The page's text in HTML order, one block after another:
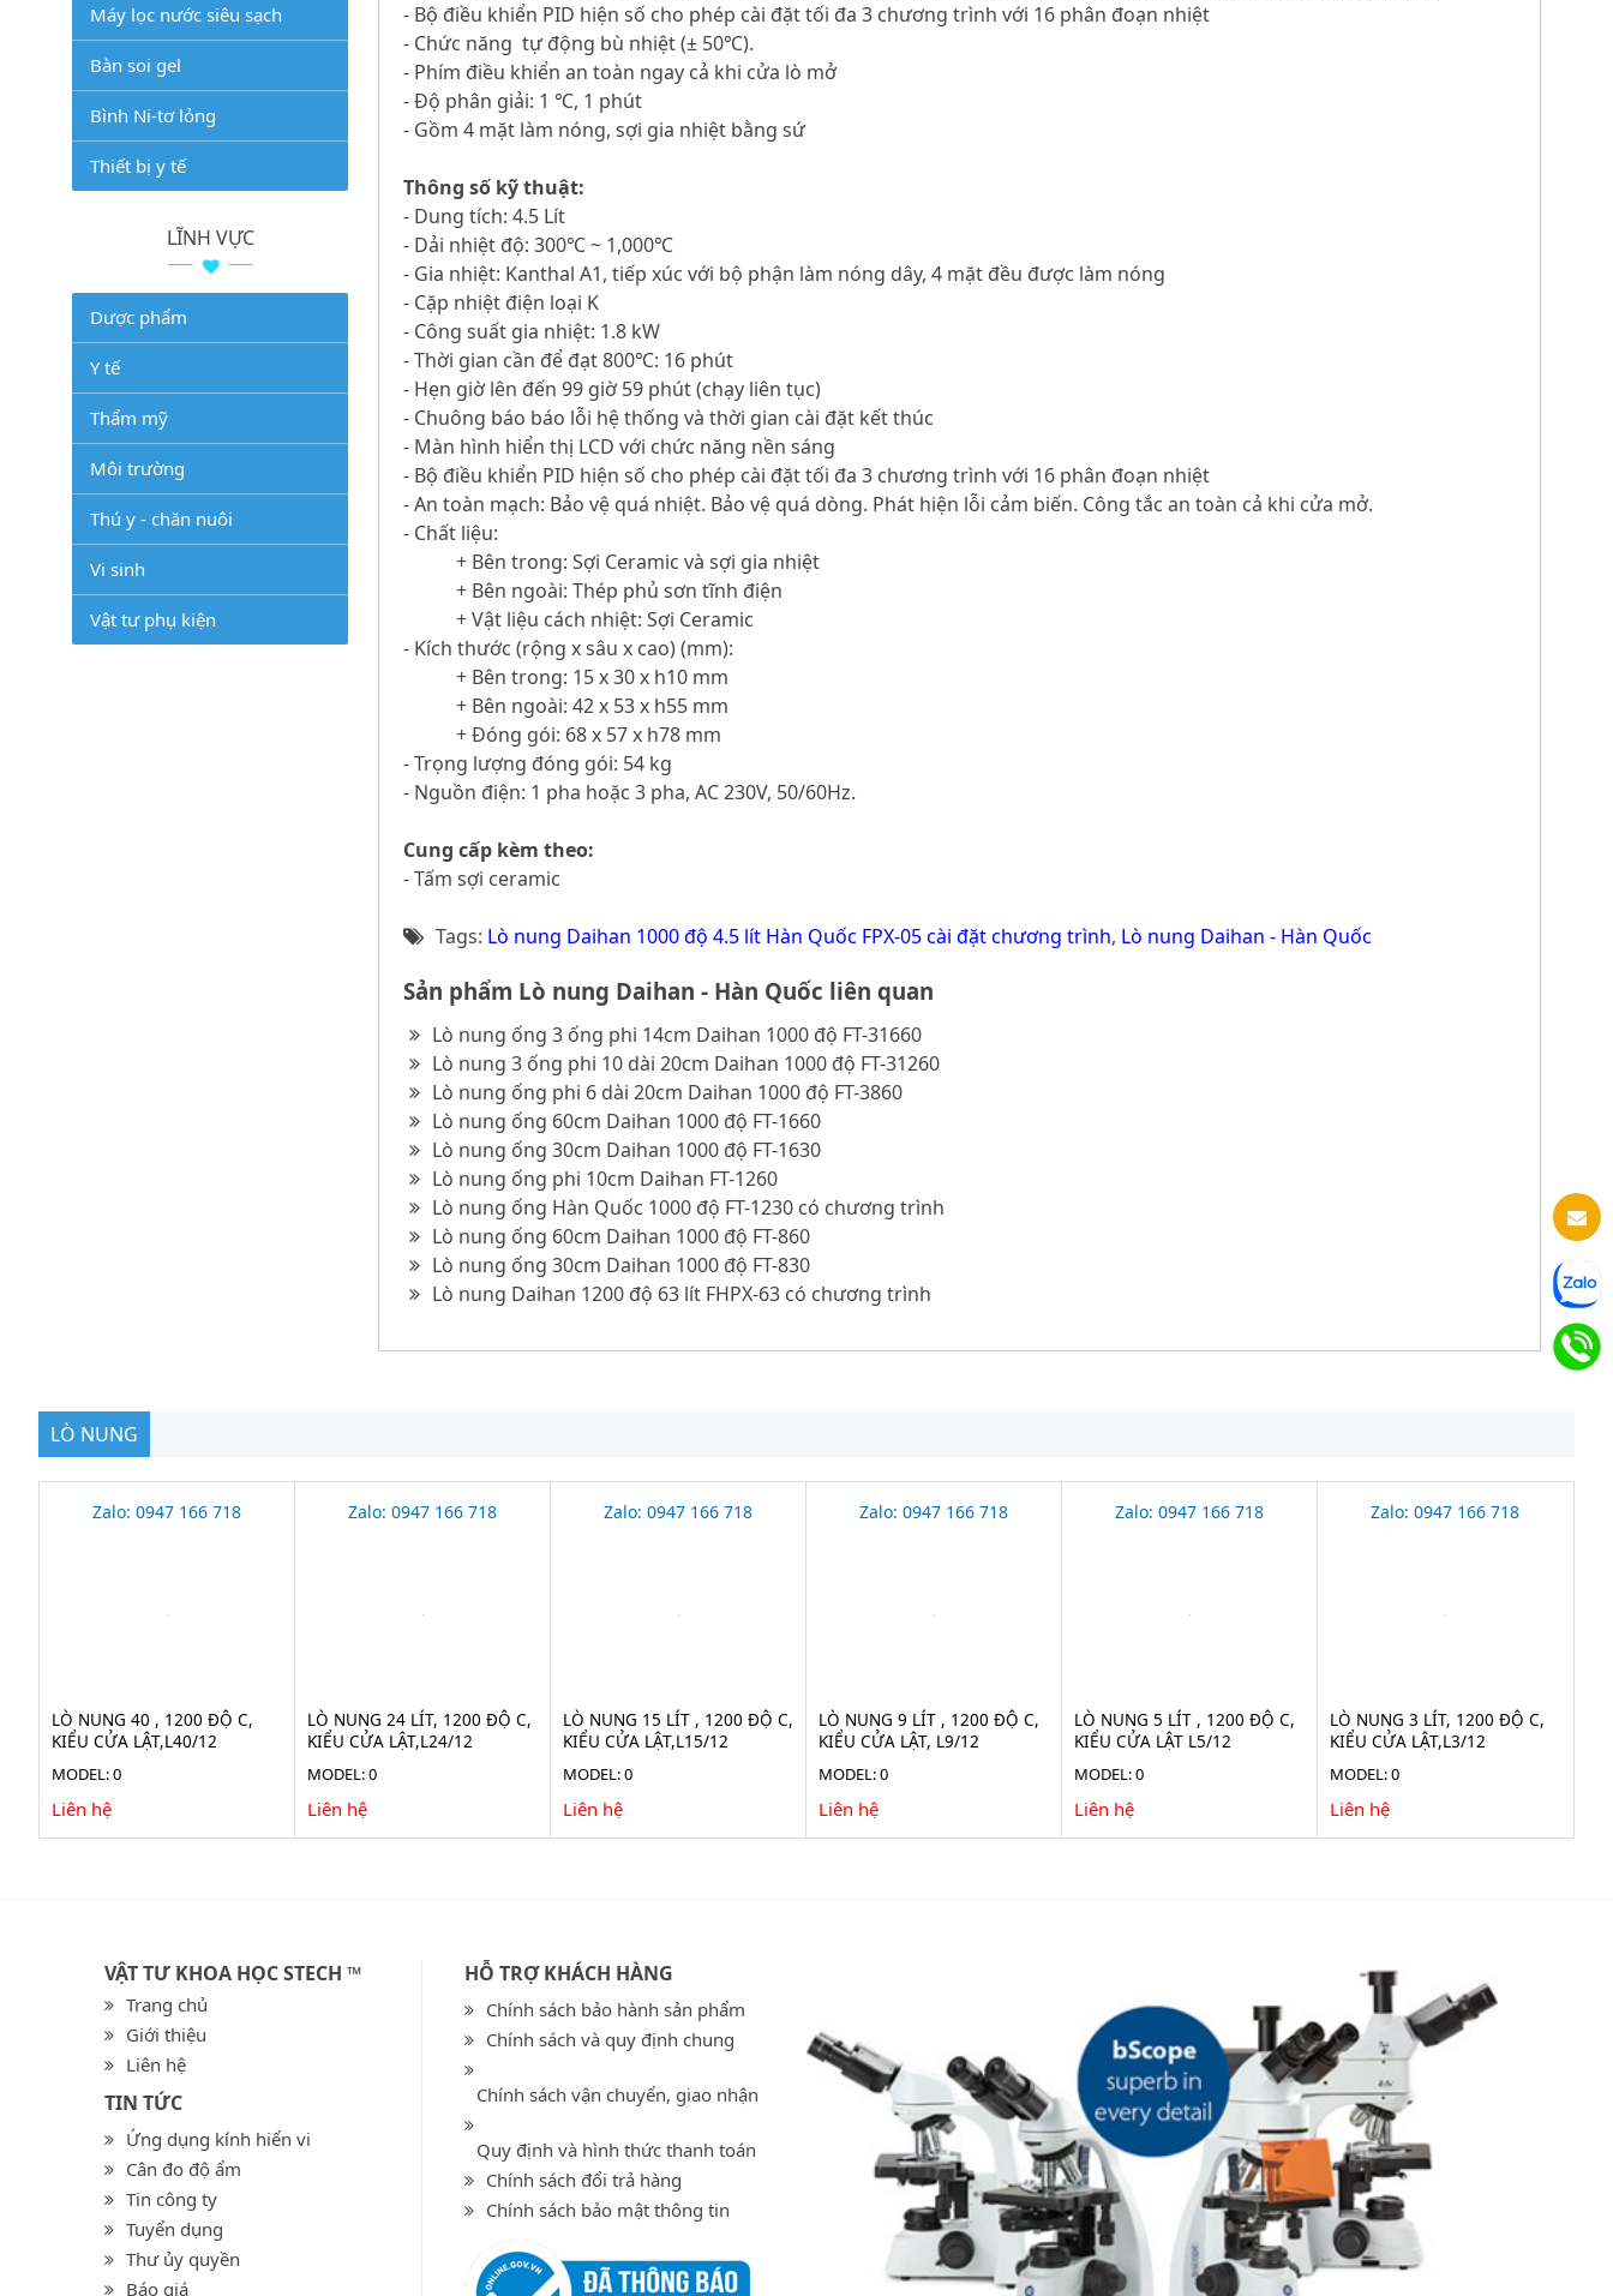
- Bộ điều khiển PID hiện số cho phép cài đặt tối đa 3 chương trình với 16 phân đoạn nhiệt
- Chức năng tự động bù nhiệt (± 50℃).
- Phím điều khiển an toàn ngay cả khi cửa lò mở
- Độ phân giải: 1 ℃, 1 phút
- Gồm 4 mặt làm nóng, sợi gia nhiệt bằng sứ
Thông số kỹ thuật:
- Dung tích: 4.5 Lít
- Dải nhiệt độ: 300℃ ~ 1,000℃
- Gia nhiệt: Kanthal A1, tiếp xúc với bộ phận làm nóng dây, 4 mặt đều được làm nóng
- Cặp nhiệt điện loại K
- Công suất gia nhiệt: 1.8 kW
- Thời gian cần để đạt 800℃: 16 phút
- Hẹn giờ lên đến 99 giờ 59 phút (chạy liên tục)
- Chuông báo báo lỗi hệ thống và thời gian cài đặt kết thúc
- Màn hình hiển thị LCD với chức năng nền sáng
- Bộ điều khiển PID hiện số cho phép cài đặt tối đa 3 chương trình với 16 phân đoạn nhiệt
- An toàn mạch: Bảo vệ quá nhiệt. Bảo vệ quá dòng. Phát hiện lỗi cảm biến. Công tắc an toàn cả khi cửa mở.
- Chất liệu:
+ Bên trong: Sợi Ceramic và sợi gia nhiệt
+ Bên ngoài: Thép phủ sơn tĩnh điện
+ Vật liệu cách nhiệt: Sợi Ceramic
- Kích thước (rộng x sâu x cao) (mm):
+ Bên trong: 15 x 30 x h10 mm
+ Bên ngoài: 42 x 53 x h55 mm
+ Đóng gói: 68 x 57 x h78 mm
- Trọng lượng đóng gói: 54 kg
- Nguồn điện: 1 pha hoặc 3 pha, AC 230V, 50/60Hz.
Cung cấp kèm theo:
- Tấm sợi ceramic
Tags: Lò nung Daihan 1000 độ 4.5 lít Hàn Quốc FPX-05 cài đặt chương trình, Lò nung Daihan - Hàn Quốc
Sản phẩm Lò nung Daihan - Hàn Quốc liên quan
Lò nung ống 3 ống phi 14cm Daihan 1000 độ FT-31660
Lò nung 3 ống phi 10 dài 20cm Daihan 1000 độ FT-31260
Lò nung ống phi 6 dài 20cm Daihan 1000 độ FT-3860
Lò nung ống 60cm Daihan 1000 độ FT-1660
Lò nung ống 30cm Daihan 1000 độ FT-1630
Lò nung ống phi 10cm Daihan FT-1260
Lò nung ống Hàn Quốc 1000 độ FT-1230 có chương trình
Lò nung ống 60cm Daihan 1000 độ FT-860
Lò nung ống 30cm Daihan 1000 độ FT-830
Lò nung Daihan 1200 độ 63 lít FHPX-63 có chương trình
Máy lọc nước siêu sạch
Bàn soi gel
Bình Ni-tơ lỏng
Thiết bị y tế
LĨNH VỰC
Dược phẩm
Y tế
Thẩm mỹ
Môi trường
Thú y - chăn nuôi
Vi sinh
Vật tư phụ kiện
LÒ NUNG
Zalo: 0947 166 718
LÒ NUNG 40 , 1200 ĐỘ C,
KIỂU CỬA LẬT,L40/12
MODEL: 0
Liên hệ
Zalo: 0947 166 718
LÒ NUNG 24 LÍT, 1200 ĐỘ C,
KIỂU CỬA LẬT,L24/12
MODEL: 0
Liên hệ
Zalo: 0947 166 718
LÒ NUNG 15 LÍT , 1200 ĐỘ C,
KIỂU CỬA LẬT,L15/12
MODEL: 0
Liên hệ
Zalo: 0947 166 718
LÒ NUNG 9 LÍT , 1200 ĐỘ C,
KIỂU CỬA LẬT, L9/12
MODEL: 0
Liên hệ
Zalo: 0947 166 718
LÒ NUNG 5 LÍT , 1200 ĐỘ C,
KIỂU CỬA LẬT L5/12
MODEL: 0
Liên hệ
Zalo: 0947 166 718
LÒ NUNG 3 LÍT, 1200 ĐỘ C,
KIỂU CỬA LẬT,L3/12
MODEL: 0
Liên hệ
VẬT TƯ KHOA HỌC STECH ™
Trang chủ
Giới thiệu
Liên hệ
TIN TỨC
Ứng dụng kính hiển vi
Cân đo độ ẩm
Tin công ty
Tuyển dụng
Thư ủy quyền
Báo giá
HỖ TRỢ KHÁCH HÀNG
Chính sách bảo hành sản phẩm
Chính sách và quy định chung
Chính sách vận chuyển, giao nhận
Quy định và hình thức thanh toán
Chính sách đổi trả hàng
Chính sách bảo mật thông tin